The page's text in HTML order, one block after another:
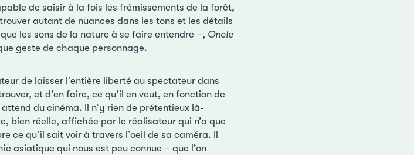
de saisir à la fois les frémissements de la forêt,
autant de nuances dans les tons et les détails
les sons de la nature à se faire entendre –, Oncle
geste de chaque personnage.
de laisser l’entière liberté au spectateur dans
et d’en faire, ce qu’il en veut, en fonction de
du cinéma. Il n’y rien de prétentieux là-
bien réelle, affichée par le réalisateur qui n’a que
ce qu’il sait voir à travers l’oeil de sa caméra. Il
asiatique qui nous est peu connue – que l’on